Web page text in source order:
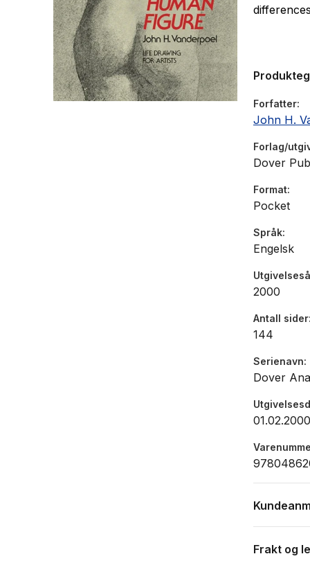
Forfatter
John H.
Forlag/
Dover
Format
Pocket
Språk
Engelsk
2000
Antall sider
144
Serienavn
Dover
01.02.2000
Frakt og